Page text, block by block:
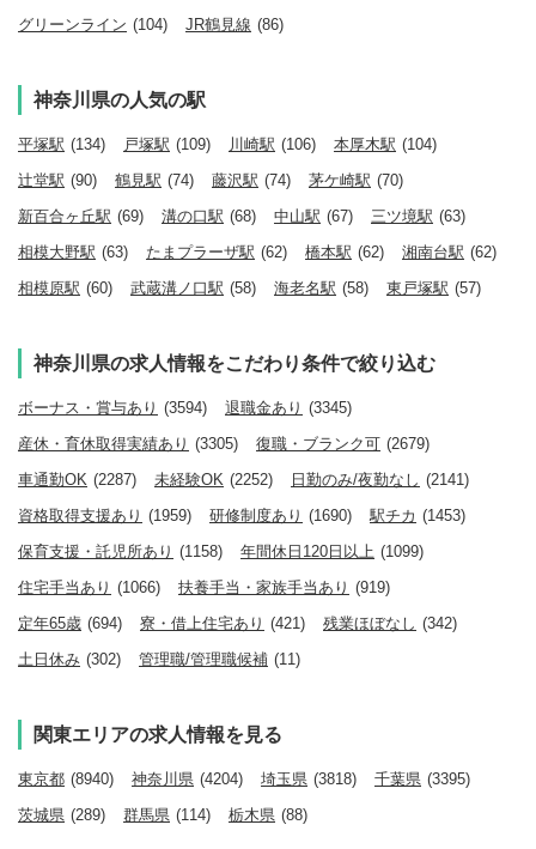
グリーンライン (104) JR鶴見線 (86)
神奈川県の人気の駅
平塚駅 (134) 戸塚駅 (109) 川崎駅 (106) 本厚木駅 (104)
辻堂駅 (90) 鶴見駅 (74) 藤沢駅 (74) 茅ケ崎駅 (70)
新百合ヶ丘駅 (69) 溝の口駅 (68) 中山駅 (67) 三ツ境駅 (63)
相模大野駅 (63) たまプラーザ駅 (62) 橋本駅 (62) 湘南台駅 (62)
相模原駅 (60) 武蔵溝ノ口駅 (58) 海老名駅 (58) 東戸塚駅 (57)
神奈川県の求人情報をこだわり条件で絞り込む
ボーナス・賞与あり (3594) 退職金あり (3345)
産休・育休取得実績あり (3305) 復職・ブランク可 (2679)
車通勤OK (2287) 未経験OK (2252) 日勤のみ/夜勤なし (2141)
資格取得支援あり (1959) 研修制度あり (1690) 駅チカ (1453)
保育支援・託児所あり (1158) 年間休日120日以上 (1099)
住宅手当あり (1066) 扶養手当・家族手当あり (919)
定年65歳 (694) 寮・借上住宅あり (421) 残業ほぼなし (342)
土日休み (302) 管理職/管理職候補 (11)
関東エリアの求人情報を見る
東京都 (8940) 神奈川県 (4204) 埼玉県 (3818) 千葉県 (3395)
茨城県 (289) 群馬県 (114) 栃木県 (88)